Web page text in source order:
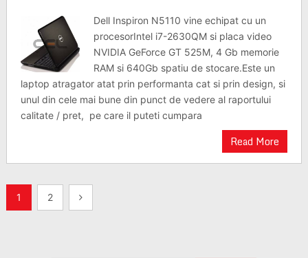
Dell Inspiron N5110 vine echipat cu un
procesorIntel i7-2630QM si placa video
NVIDIA GeForce GT 525M, 4 Gb memorie
RAM si 640Gb spatiu de stocare.Este un
laptop atragator atat prin performanta cat si prin design, si
unul din cele mai bune din punct de vedere al raportului
calitate / pret, pe care il puteti cumpara
Read More
Posts
1 2